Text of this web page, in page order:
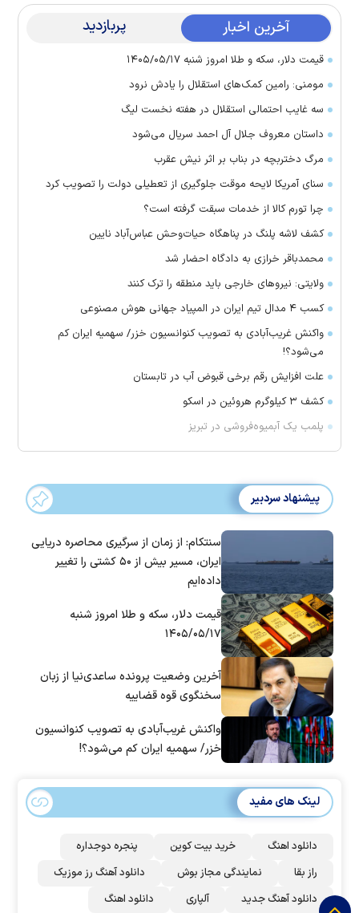
آخرین اخبار پربازدید
قیمت دلار، سکه و طلا امروز شنبه ۱۴۰۵/۰۵/۱۷
مومنی: رامین کمک‌های استقلال را یادش نرود
سه غایب احتمالی استقلال در هفته نخست لیگ
داستان معروف جلال آل احمد سریال می‌شود
مرگ دختربچه در بناب بر اثر نیش عقرب
سنای آمریکا لایحه موقت جلوگیری از تعطیلی دولت را تصویب کرد
چرا تورم کالا از خدمات سبقت گرفته است؟
کشف لاشه پلنگ در پناهگاه حیات‌وحش عباس‌آباد نایین
محمدباقر خرازی به دادگاه احضار شد
ولایتی: نیرو‌های خارجی باید منطقه را ترک کنند
کسب ۴ مدال تیم ایران در المپیاد جهانی هوش مصنوعی
واکنش غریب‌آبادی به تصویب کنوانسیون خزر/ سهمیه ایران کم
می‌شود؟!
علت افزایش رقم برخی قبوض آب در تابستان
کشف ۳ کیلوگرم هروئین در اسکو
پلمب یک آبمیوه‌فروشی در تبریز
پیشنهاد سردبیر
سنتکام: از زمان از سرگیری محاصره دریایی
ایران، مسیر بیش از ۵۰ کشتی را تغییر
داده‌ایم
قیمت دلار، سکه و طلا امروز شنبه
۱۴۰۵/۰۵/۱۷
آخرین وضعیت پرونده ساعدی‌نیا از زبان
سخنگوی قوه قضاییه
واکنش غریب‌آبادی به تصویب کنوانسیون
خزر/ سهمیه ایران کم می‌شود؟!
لینک های مفید
دانلود اهنگ خرید بیت کوین
پنجره دوجداره
راز بقا
نمایندگی مجاز بوش
دانلود آهنگ رز‌ موزیک
دانلود آهنگ جدید
آلپاری دانلود اهنگ